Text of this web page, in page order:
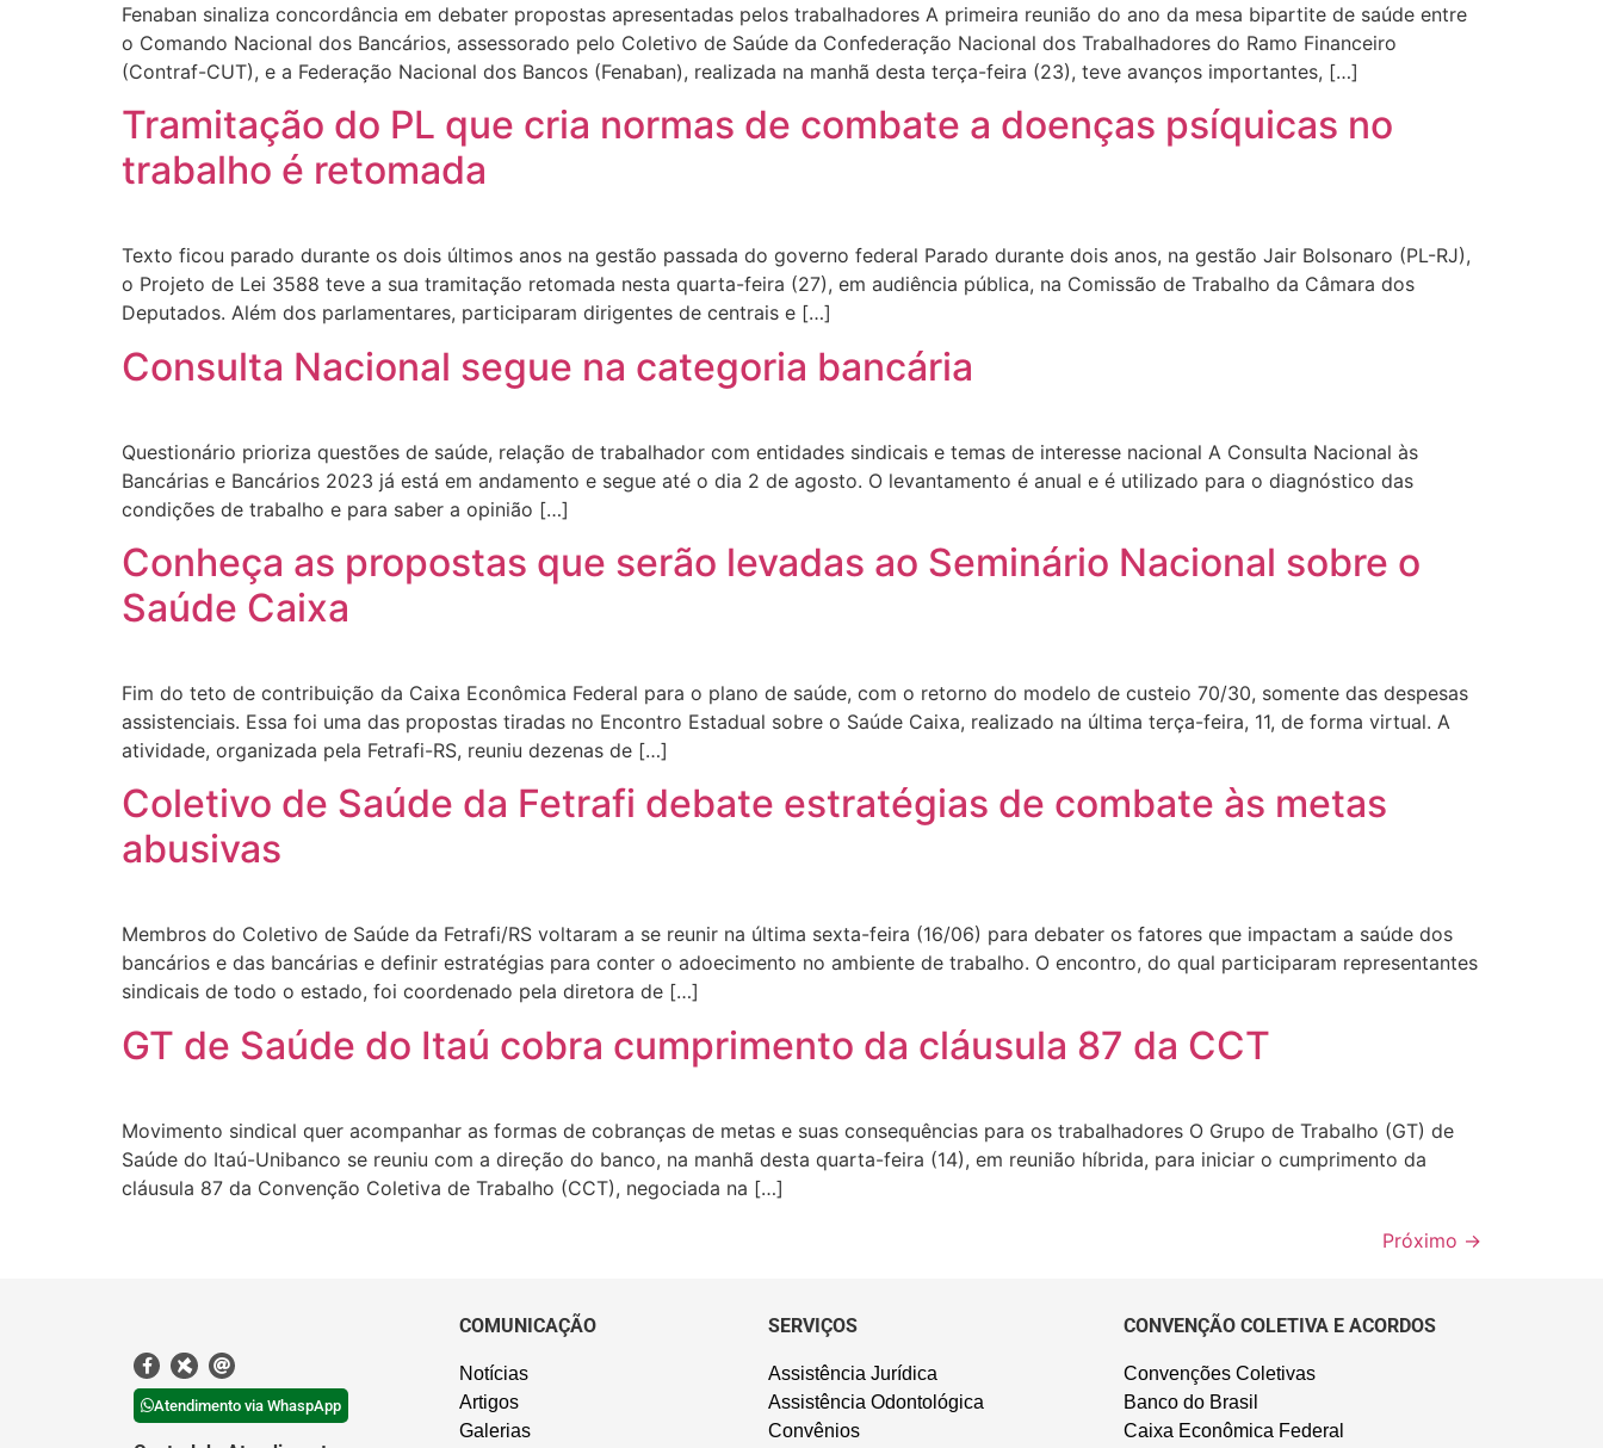
Fenaban sinaliza concordância em debater propostas apresentadas pelos trabalhadores A primeira reunião do ano da mesa bipartite de saúde entre
o Comando Nacional dos Bancários, assessorado pelo Coletivo de Saúde da Confederação Nacional dos Trabalhadores do Ramo Financeiro
(Contraf-CUT), e a Federação Nacional dos Bancos (Fenaban), realizada na manhã desta terça-feira (23), teve avanços importantes, […]
Tramitação do PL que cria normas de combate a doenças psíquicas no
trabalho é retomada
Texto ficou parado durante os dois últimos anos na gestão passada do governo federal Parado durante dois anos, na gestão Jair Bolsonaro (PL-RJ),
o Projeto de Lei 3588 teve a sua tramitação retomada nesta quarta-feira (27), em audiência pública, na Comissão de Trabalho da Câmara dos
Deputados. Além dos parlamentares, participaram dirigentes de centrais e […]
Consulta Nacional segue na categoria bancária
Questionário prioriza questões de saúde, relação de trabalhador com entidades sindicais e temas de interesse nacional A Consulta Nacional às
Bancárias e Bancários 2023 já está em andamento e segue até o dia 2 de agosto. O levantamento é anual e é utilizado para o diagnóstico das
condições de trabalho e para saber a opinião […]
Conheça as propostas que serão levadas ao Seminário Nacional sobre o
Saúde Caixa
Fim do teto de contribuição da Caixa Econômica Federal para o plano de saúde, com o retorno do modelo de custeio 70/30, somente das despesas
assistenciais. Essa foi uma das propostas tiradas no Encontro Estadual sobre o Saúde Caixa, realizado na última terça-feira, 11, de forma virtual. A
atividade, organizada pela Fetrafi-RS, reuniu dezenas de […]
Coletivo de Saúde da Fetrafi debate estratégias de combate às metas
abusivas
Membros do Coletivo de Saúde da Fetrafi/RS voltaram a se reunir na última sexta-feira (16/06) para debater os fatores que impactam a saúde dos
bancários e das bancárias e definir estratégias para conter o adoecimento no ambiente de trabalho. O encontro, do qual participaram representantes
sindicais de todo o estado, foi coordenado pela diretora de […]
GT de Saúde do Itaú cobra cumprimento da cláusula 87 da CCT
Movimento sindical quer acompanhar as formas de cobranças de metas e suas consequências para os trabalhadores O Grupo de Trabalho (GT) de
Saúde do Itaú-Unibanco se reuniu com a direção do banco, na manhã desta quarta-feira (14), em reunião híbrida, para iniciar o cumprimento da
cláusula 87 da Convenção Coletiva de Trabalho (CCT), negociada na […]
Próximo →
Atendimento via WhaspApp
COMUNICAÇÃO
Notícias
Artigos
Galerias
SERVIÇOS
Assistência Jurídica
Assistência Odontológica
Convênios
CONVENÇÃO COLETIVA E ACORDOS
Convenções Coletivas
Banco do Brasil
Caixa Econômica Federal